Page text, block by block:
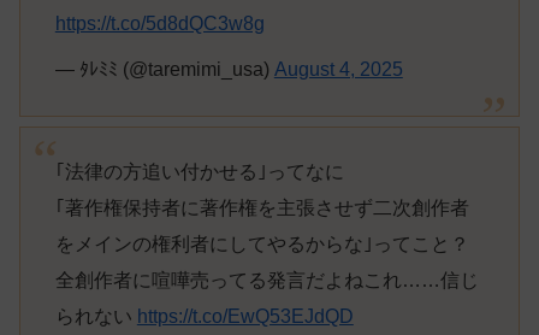
https://t.co/5d8dQC3w8g
— ﾀﾚﾐﾐ (@taremimi_usa) August 4, 2025
｢法律の方追い付かせる｣ってなに
｢著作権保持者に著作権を主張させず二次創作者
をメインの権利者にしてやるからな｣ってこと？
全創作者に喧嘩売ってる発言だよねこれ……信じ
られない https://t.co/EwQ53EJdQD